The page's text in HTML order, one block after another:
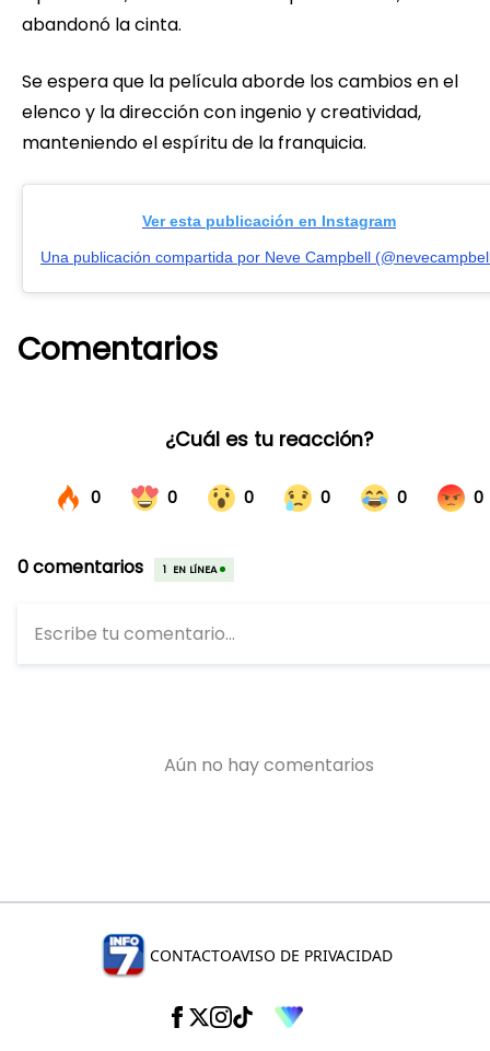
abandonó la cinta.
Se espera que la película aborde los cambios en el
elenco y la dirección con ingenio y creatividad,
manteniendo el espíritu de la franquicia.
Ver esta publicación en Instagram
Una publicación compartida por Neve Campbell
Comentarios
CONTACTOAVISO DE PRIVACIDAD